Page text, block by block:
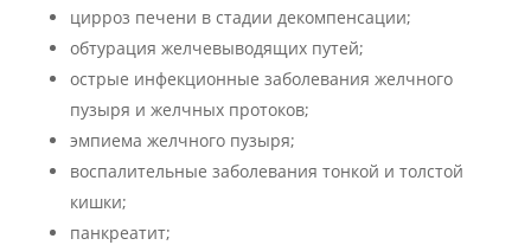
цирроз печени в стадии декомпенсации;
обтурация желчевыводящих путей;
острые инфекционные заболевания желчного
пузыря и желчных протоков;
эмпиема желчного пузыря;
воспалительные заболевания тонкой и толстой
кишки;
панкреатит;